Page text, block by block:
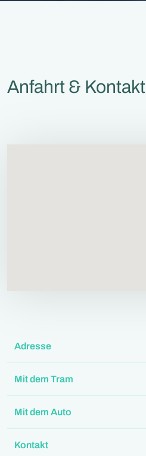
Anfahrt & Kontakt
Adresse
Mit dem Tram
Mit dem Auto
Kontakt